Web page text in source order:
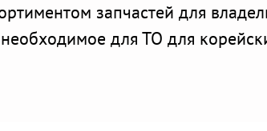
запчастей для
для ТО для